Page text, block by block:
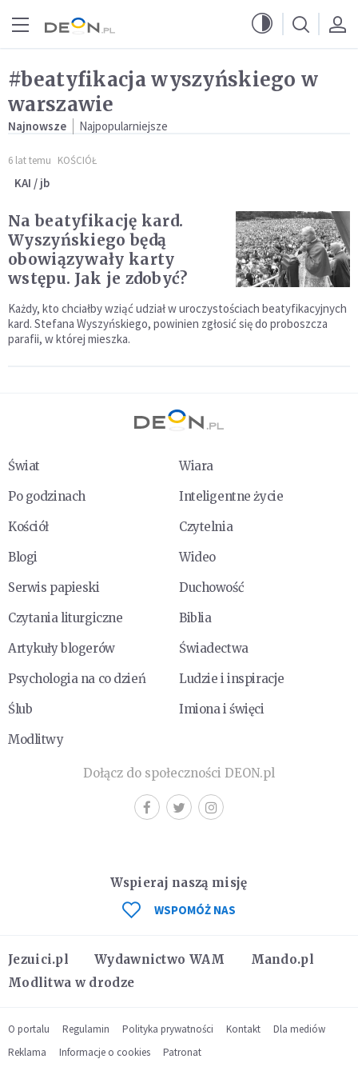
#beatyfikacja wyszyńskiego w
warszawie
Najnowsze Najpopularniejsze
6 lat temu KOŚCIÓŁ
KAI / jb
Na beatyfikację kard.
Wyszyńskiego będą
obowiązywały karty
wstępu. Jak je zdobyć?
Każdy, kto chciałby wziąć udział w uroczystościach beatyfikacyjnych
kard. Stefana Wyszyńskiego, powinien zgłosić się do proboszcza
parafii, w której mieszka.
Świat
Wiara
Po godzinach
Inteligentne życie
Kościół
Czytelnia
Blogi
Wideo
Serwis papieski
Duchowość
Czytania liturgiczne
Biblia
Artykuły blogerów
Świadectwa
Psychologia na co dzień
Ludzie i inspiracje
Ślub
Imiona i święci
Modlitwy
Dołącz do społeczności DEON.pl
Jezuici.pl Wydawnictwo WAM
Mando.pl
Modlitwa w drodze
Wspieraj naszą misję
WSPOMÓŻ NAS
O portalu Regulamin Polityka prywatności Kontakt
Dla mediów
Reklama
Informacje o cookies Patronat